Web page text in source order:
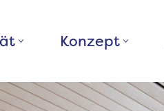
Konzept